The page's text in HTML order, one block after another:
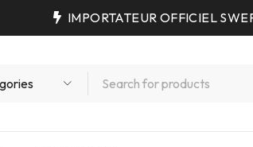
IMPORTATEUR OFFICIEL